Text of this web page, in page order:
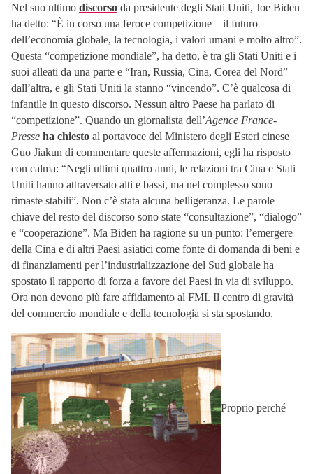
Nel suo ultimo discorso da presidente degli Stati Uniti, Joe Biden
ha detto: “È in corso una feroce competizione – il futuro
dell’economia globale, la tecnologia, i valori umani e molto altro”.
Questa “competizione mondiale”, ha detto, è tra gli Stati Uniti e i
suoi alleati da una parte e “Iran, Russia, Cina, Corea del Nord”
dall’altra, e gli Stati Uniti la stanno “vincendo”. C’è qualcosa di
infantile in questo discorso. Nessun altro Paese ha parlato di
“competizione”. Quando un giornalista dell’Agence France-
Presse ha chiesto al portavoce del Ministero degli Esteri cinese
Guo Jiakun di commentare queste affermazioni, egli ha risposto
con calma: “Negli ultimi quattro anni, le relazioni tra Cina e Stati
Uniti hanno attraversato alti e bassi, ma nel complesso sono
rimaste stabili”. Non c’è stata alcuna belligeranza. Le parole
chiave del resto del discorso sono state “consultazione”, “dialogo”
e “cooperazione”. Ma Biden ha ragione su un punto: l’emergere
della Cina e di altri Paesi asiatici come fonte di domanda di beni e
di finanziamenti per l’industrializzazione del Sud globale ha
spostato il rapporto di forza a favore dei Paesi in via di sviluppo.
Ora non devono più fare affidamento al FMI. Il centro di gravità
del commercio mondiale e della tecnologia si sta spostando.
Proprio perché